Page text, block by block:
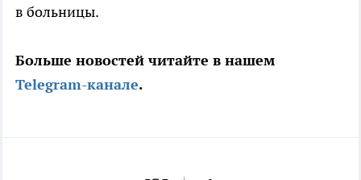
в больницы.
Больше новостей читайте в нашем
Telegram-канале.